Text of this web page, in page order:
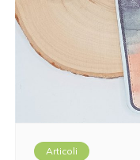
Articoli